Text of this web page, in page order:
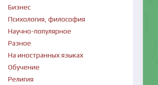
Бизнес
Психология, философия
Научно-популярное
Разное
На иностранных языках
Обучение
Религия